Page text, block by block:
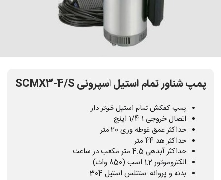
پمپ شناور تمام استیل اسپرونی SCMX3-4/S
پمپ کفکش تمام استیل فلوتر دار
اتصال خروجی 1 1/4 اینچ
حداکثر عمق غوطه وری 20 متر
حداکثر هد 44 متر
حداکثر آبدهی 4.5 متر مکعب در ساعت
الکتروموتور 1.2 اسب (850 وات)
بدنه و پروانه استنلس استیل 304